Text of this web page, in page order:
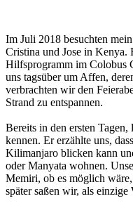
Im Juli 2018 besuchten
Cristina und Jose in Kenya.
Hilfsprogramm im Colobus
uns tagsüber um Affen,
verbrachten wir den
Strand zu entspannen.
Bereits in den ersten
kennen. Er erzählte uns,
Kilimanjaro blicken kann
oder Manyata wohnen.
Memiri, ob es möglich
später saßen wir, als